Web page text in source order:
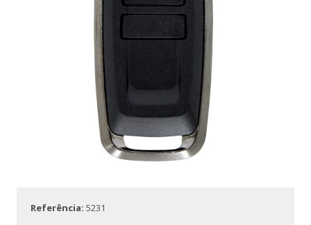
Referência: 5231